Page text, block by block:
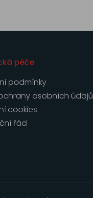
péče
podmínky
osobních údajů
cookies
řád